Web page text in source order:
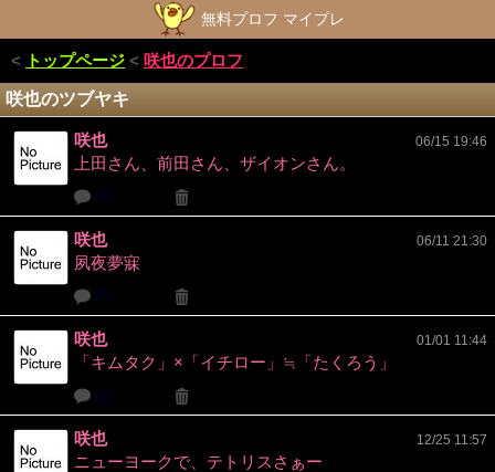
無料プロフ マイプレ
< トップページ < 咲也のプロフ
咲也のツブヤキ
咲也 06/15 19:46
上田さん、前田さん、ザイオンさん。
(0)
咲也 06/11 21:30
夙夜夢寐
(0)
咲也 01/01 11:44
「キムタク」×「イチロー」≒「たくろう」
(2)
咲也 12/25 11:57
ニューヨークで、テトリスさぁー